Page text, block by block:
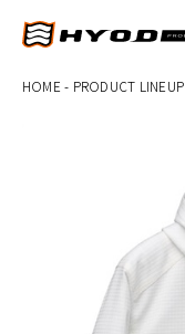
HOME - PRODUCT LINEUP